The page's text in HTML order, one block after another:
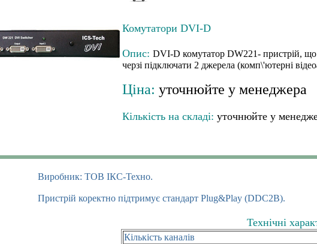
Комутатори DVI-D
Опис: DVI-D комутатор DW221- пристрій,
черзі підключати 2 джерела (комп\'ютерні
Ціна: уточнюйте у менеджера
Кількість на складі: уточнюйте у
Виробник: ТОВ ІКС-Техно.
Пристрій коректно підтримує стандарт Plug&Play (DDC2B).
Технічні
Кількість каналів